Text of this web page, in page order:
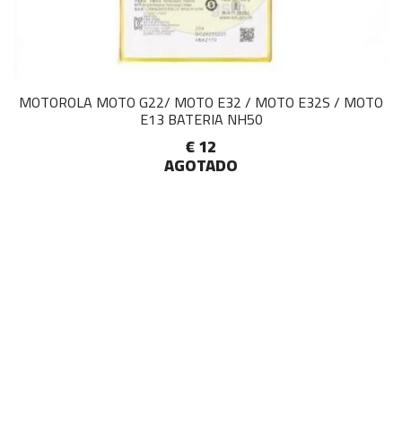
MOTOROLA MOTO G22/ MOTO E32 / MOTO E32S / MOTO
E13 BATERIA NH50
€ 12
AGOTADO